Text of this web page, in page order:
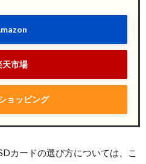
天市場
ョッピング
カードの選び方については、こ